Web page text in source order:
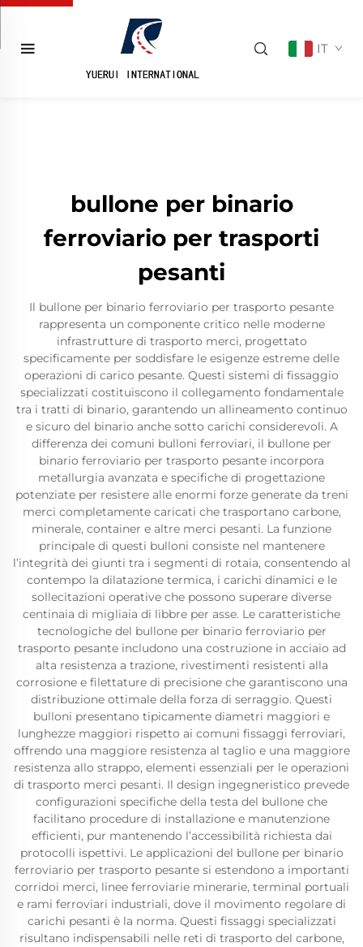
IT
bullone per binario
ferroviario per trasporti
pesanti
Il bullone per binario ferroviario per trasporto pesante
rappresenta un componente critico nelle moderne
infrastrutture di trasporto merci, progettato
specificamente per soddisfare le esigenze estreme delle
operazioni di carico pesante. Questi sistemi di fissaggio
specializzati costituiscono il collegamento fondamentale
tra i tratti di binario, garantendo un allineamento continuo
e sicuro del binario anche sotto carichi considerevoli. A
differenza dei comuni bulloni ferroviari, il bullone per
binario ferroviario per trasporto pesante incorpora
metallurgia avanzata e specifiche di progettazione
potenziate per resistere alle enormi forze generate da treni
merci completamente caricati che trasportano carbone,
minerale, container e altre merci pesanti. La funzione
principale di questi bulloni consiste nel mantenere
l’integrità dei giunti tra i segmenti di rotaia, consentendo al
contempo la dilatazione termica, i carichi dinamici e le
sollecitazioni operative che possono superare diverse
centinaia di migliaia di libbre per asse. Le caratteristiche
tecnologiche del bullone per binario ferroviario per
trasporto pesante includono una costruzione in acciaio ad
alta resistenza a trazione, rivestimenti resistenti alla
corrosione e filettature di precisione che garantiscono una
distribuzione ottimale della forza di serraggio. Questi
bulloni presentano tipicamente diametri maggiori e
lunghezze maggiori rispetto ai comuni fissaggi ferroviari,
offrendo una maggiore resistenza al taglio e una maggiore
resistenza allo strappo, elementi essenziali per le operazioni
di trasporto merci pesanti. Il design ingegneristico prevede
configurazioni specifiche della testa del bullone che
facilitano procedure di installazione e manutenzione
efficienti, pur mantenendo l’accessibilità richiesta dai
protocolli ispettivi. Le applicazioni del bullone per binario
ferroviario per trasporto pesante si estendono a importanti
corridoi merci, linee ferroviarie minerarie, terminal portuali
e rami ferroviari industriali, dove il movimento regolare di
carichi pesanti è la norma. Questi fissaggi specializzati
risultano indispensabili nelle reti di trasporto del carbone,